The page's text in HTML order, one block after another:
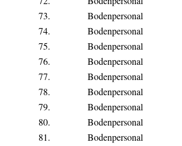
73.
Bodenpersonal
74.
Bodenpersonal
75.
Bodenpersonal
76.
Bodenpersonal
77.
Bodenpersonal
78.
Bodenpersonal
79.
Bodenpersonal
80.
Bodenpersonal
81.
Bodenpersonal